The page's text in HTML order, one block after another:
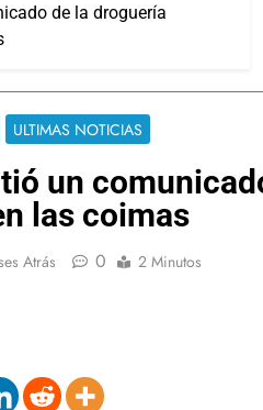
de la droguería
ULTIMAS NOTICIAS
un
las coimas
Atrás 0 2 Minutos